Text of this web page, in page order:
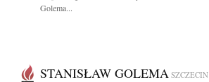
Golema...
STANISŁAW GOLEMA SZCZECIN